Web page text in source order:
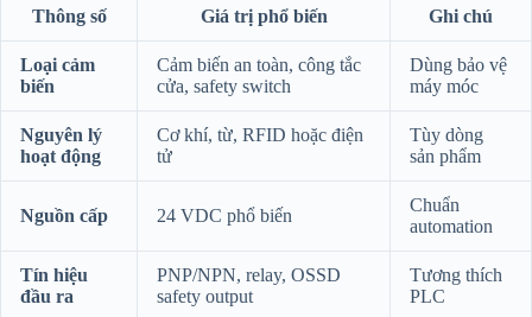
Thông số Giá trị phổ biến Ghi chú
Loại cảm
biến
Cảm biến an toàn, công tắc
cửa, safety switch
Dùng bảo vệ
máy móc
Nguyên lý
hoạt động
Cơ khí, từ, RFID hoặc điện
tử
Tùy dòng
sản phẩm
Nguồn cấp 24 VDC phổ biến
Chuẩn
automation
Tín hiệu
đầu ra
PNP/NPN, relay, OSSD
safety output
Tương thích
PLC